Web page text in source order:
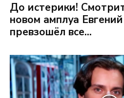
До истерики!
новом амплуа
превзошёл все...